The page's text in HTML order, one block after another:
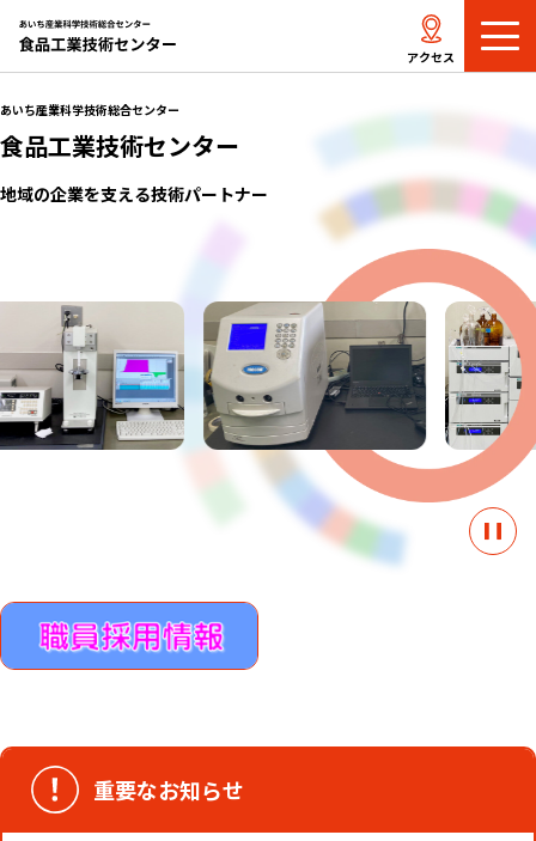
アクセス
メ
ニ
く
あいち産業科学技術総合センター
食品工業技術センター
地域の企業を支える技術パートナー
重要なお知らせ